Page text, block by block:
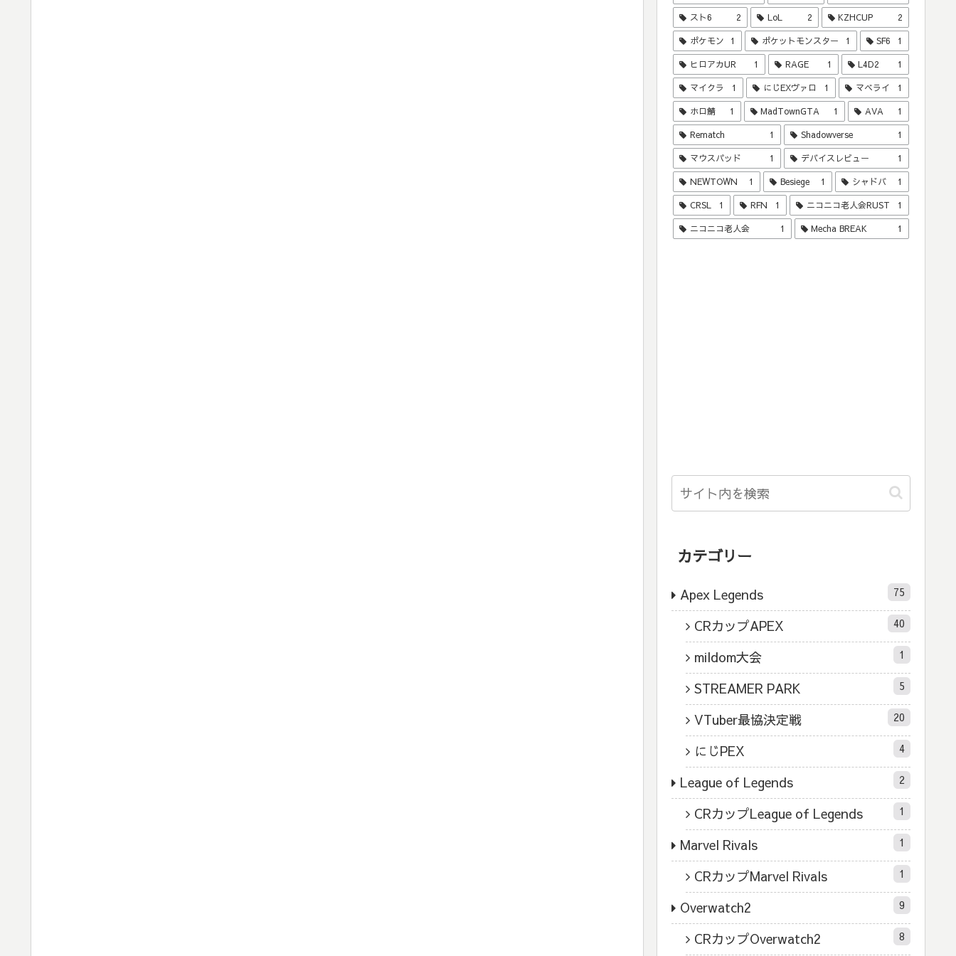
スト6 2 LoL 2 KZHCUP 2
ポケモン 1 ポケットモンスター 1 SF6 1
ヒロアカUR 1 RAGE 1 L4D2 1
マイクラ 1 にじEXヴァロ 1 マベライ 1
ホロ鯖 1 MadTownGTA 1 AVA 1
Rematch 1 Shadowverse 1
マウスパッド 1 デバイスレビュー 1
NEWTOWN 1 Besiege 1 シャドバ 1
CRSL 1 RFN 1 ニコニコ老人会RUST 1
ニコニコ老人会 1 Mecha BREAK 1
カテゴリー
Apex Legends 75
CRカップAPEX 40
mildom大会 1
STREAMER PARK 5
VTuber最協決定戦 20
にじPEX 4
League of Legends 2
CRカップLeague of Legends 1
Marvel Rivals 1
CRカップMarvel Rivals 1
Overwatch2 9
CRカップOverwatch2 8